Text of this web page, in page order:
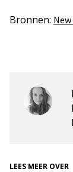
Bronnen:
LEES MEER OVER